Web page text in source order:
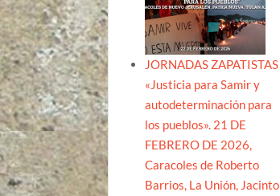
JORNADAS ZAPATISTAS
«Justicia para Samir y
autodeterminación para
los pueblos». 21 DE
FEBRERO DE 2026,
Caracoles de Roberto
Barrios, La Unión, Jacinto